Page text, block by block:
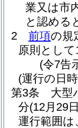
業又は市
と認める
2
前項の規
原則とし
(令7告
(運行の日
第3条
大型
分(12月29
運行範囲